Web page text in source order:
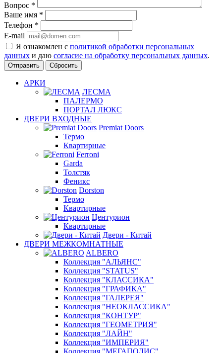
Вопрос *
Ваше имя *
Телефон *
E-mail
Я ознакомлен с политикой обработки персональных
данных и даю согласие на обработку персональных данных.
Сбросить
АРКИ
ЛЕСМА
ПАЛЕРМО
ПОРТАЛ ЛЮКС
ДВЕРИ ВХОДНЫЕ
Premiat Doors
Термо
Квартирные
Ferroni
Garda
Толстяк
Феникс
Dorston
Термо
Квартирные
Центурион
Квартирные
Двери - Китай
ДВЕРИ МЕЖКОМНАТНЫЕ
ALBERO
Коллекция "АЛЬЯНС"
Коллекция "STATUS"
Коллекция "КЛАССИКА"
Коллекция "ГРАФИКА"
Коллекция "ГАЛЕРЕЯ"
Коллекция "НЕОКЛАССИКА"
Коллекция "КОНТУР"
Коллекция "ГЕОМЕТРИЯ"
Коллекция "ЛАЙН"
Коллекция "ИМПЕРИЯ"
Коллекция "МЕГАПОЛИС"